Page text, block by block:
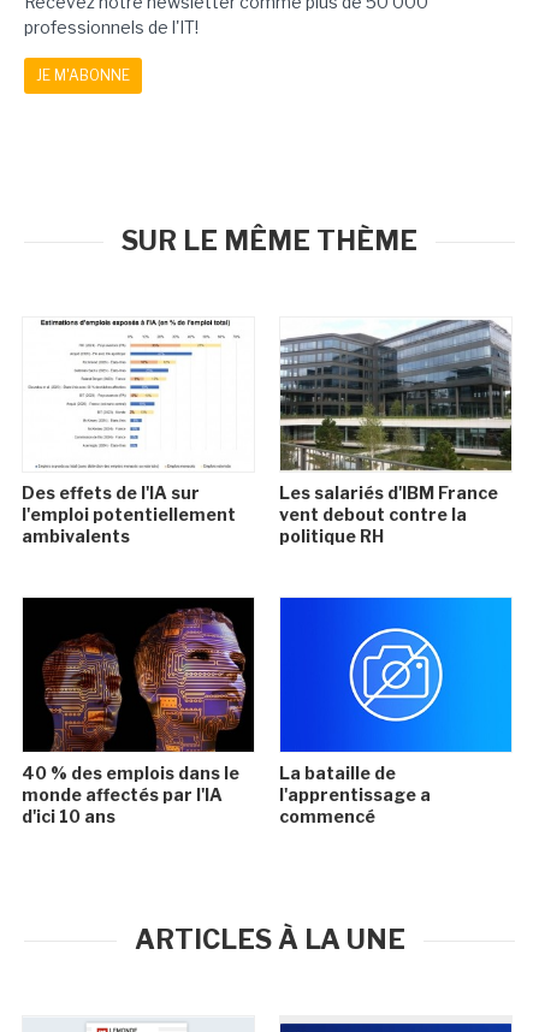
professionnels de l'IT!
JE M'ABONNE
SUR LE MÊME THÈME
Des effets de l'IA sur
l'emploi potentiellement
ambivalents
Les salariés d'IBM France
vent debout contre la
politique RH
40 % des emplois dans le
monde affectés par l'IA
d'ici 10 ans
La bataille de
l'apprentissage a
commencé
ARTICLES À LA UNE